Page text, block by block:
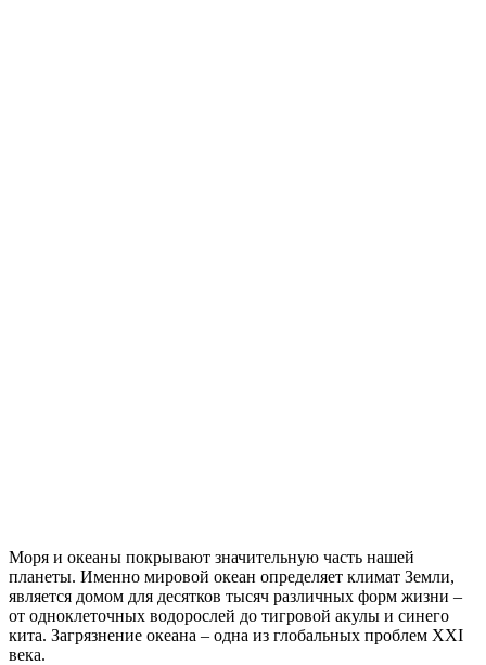
Моря и океаны покрывают значительную часть нашей
планеты. Именно мировой океан определяет климат Земли,
является домом для десятков тысяч различных форм жизни –
от одноклеточных водорослей до тигровой акулы и синего
кита. Загрязнение океана – одна из глобальных проблем XXI
века.